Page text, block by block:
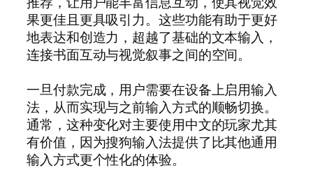
果更佳且更具吸引力。这些功能有助于更好
地表达和创造力，超越了基础的文本输入，
连接书面互动与视觉叙事之间的空间。
一旦付款完成，用户需要在设备上启用输入
法，从而实现与之前输入方式的顺畅切换。
通常，这种变化对主要使用中文的玩家尤其
有价值，因为搜狗输入法提供了比其他通用
输入方式更个性化的体验。